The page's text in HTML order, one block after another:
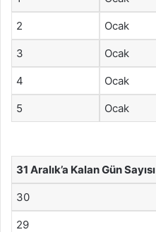
2 Ocak
3 Ocak
4 Ocak
5 Ocak
31 Aralık’a Kalan Gün Sayısı
30
29